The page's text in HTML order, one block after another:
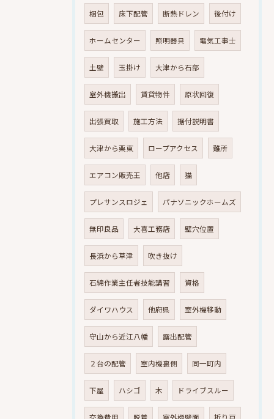
梱包 床下配管 断熱ドレン 後付け
ホームセンター 照明器具 電気工事士
土壁 玉掛け 大津から石部
室外機搬出 賃貸物件 原状回復
出張買取 施工方法 据付説明書
大津から栗東 ロープアクセス 難所
エアコン販売王 他店 猫
プレサンスロジェ パナソニックホームズ
無印良品 大喜工務店 壁穴位置
長浜から草津 吹き抜け
石綿作業主任者技能講習 資格
ダイワハウス 他府県 室外機移動
守山から近江八幡 露出配管
２台の配管 室内機裏側 同一町内
下屋 ハシゴ 木 ドライブスルー